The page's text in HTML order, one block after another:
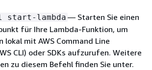
start-lambda — Starten Sie einen
für Ihre Lambda-Funktion, um
lokal mit AWS Command Line
CLI) oder SDKs aufzurufen. Weitere
zu diesem Befehl finden Sie unter.